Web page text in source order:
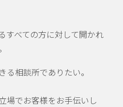
すべての方に対して開かれ
る相談所でありたい。
場でお客様をお手伝いし